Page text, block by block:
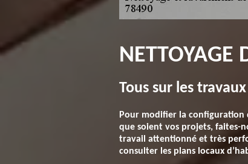
NETTOYAGE
Tous sur les
Pour modifier la configuration
que soient vos projets, faites-
travail attentionné et très
consulter les plans locaux